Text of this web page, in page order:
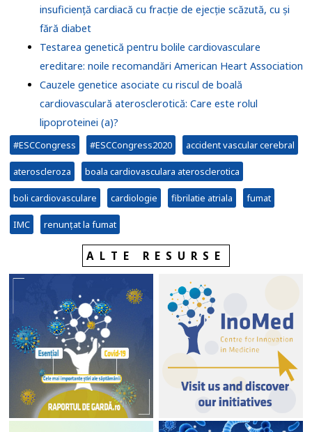
insuficiență cardiacă cu fracție de ejecție scăzută, cu și
fără diabet
Testarea genetică pentru bolile cardiovasculare
ereditare: noile recomandări American Heart Association
Cauzele genetice asociate cu riscul de boală
cardiovasculară aterosclerotică: Care este rolul
lipoproteinei (a)?
#ESCCongress #ESCCongress2020 accident vascular cerebral
ateroscleroza boala cardiovasculara aterosclerotica
boli cardiovasculare cardiologie fibrilatie atriala fumat
IMC renunțat la fumat
ALTE RESURSE